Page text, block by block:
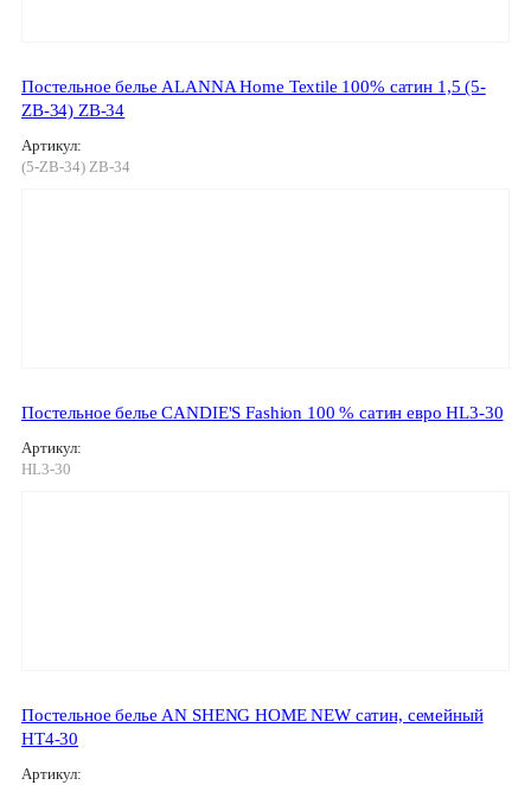
Постельное белье ALANNA Home Textile 100% сатин 1,5 (5-
ZB-34) ZB-34
Артикул:
(5-ZB-34) ZB-34
Постельное белье CANDIE'S Fashion 100 % сатин евро HL3-30
Артикул:
HL3-30
Постельное белье AN SHENG HOME NEW сатин, семейный
HT4-30
Артикул: